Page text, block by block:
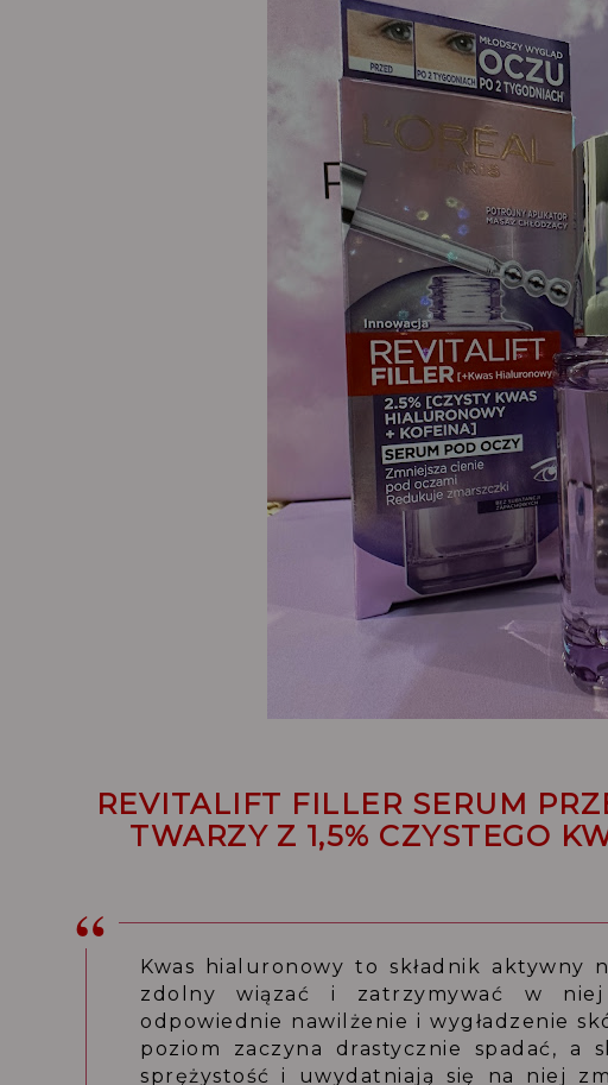
REVITALIFT FILLER SERUM
TWARZY Z 1,5% CZYSTEGO
Kwas hialuronowy to składnik aktywny
zdolny wiązać i zatrzymywać w niej
odpowiednie nawilżenie i wygładzenie
poziom zaczyna drastycznie spadać, a
sprężystość i uwydatniają się na niej